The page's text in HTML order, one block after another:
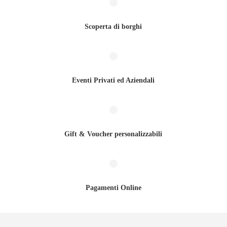
Scoperta di borghi
Eventi Privati ed Aziendali
Gift & Voucher personalizzabili
Pagamenti Online